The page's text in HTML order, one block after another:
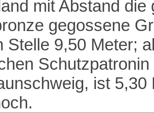
mit Abstand
gegossene
Stelle 9,50 Meter;
ist